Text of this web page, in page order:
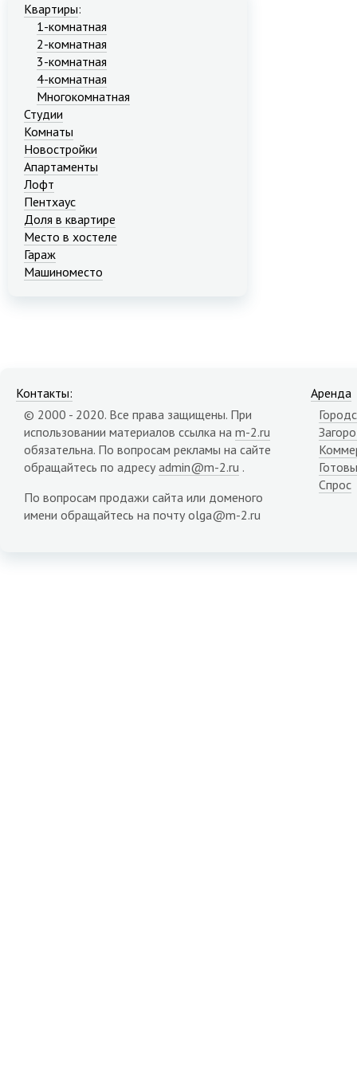
Квартиры:
1-комнатная
2-комнатная
3-комнатная
4-комнатная
Многокомнатная
Студии
Комнаты
Новостройки
Апартаменты
Лофт
Пентхаус
Доля в квартире
Место в хостеле
Гараж
Машиноместо
Контакты:
© 2000 - 2020. Все права защищены. При
использовании материалов ссылка на m-2.ru
обязательна. По вопросам рекламы на сайте
обращайтесь по адресу admin@m-2.ru .
По вопросам продажи сайта или доменого
имени обращайтесь на почту olga@m-2.ru
Аренда
Спрос